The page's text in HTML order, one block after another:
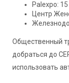
Palexpo:
Центр
Общественный
добраться до
использовать